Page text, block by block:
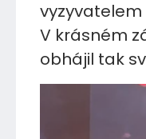
V krásném
obhájil tak